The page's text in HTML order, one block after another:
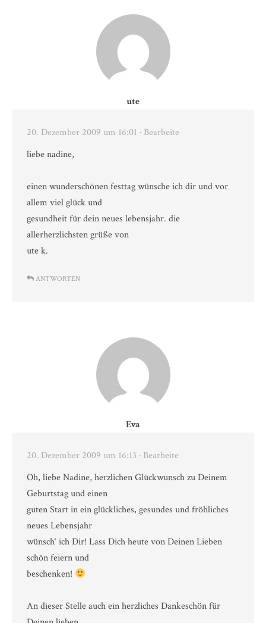
ute
20. Dezember 2009 um 16:01 · Bearbeite
liebe nadine,
einen wunderschönen festtag wünsche ich dir und vor
allem viel glück und
gesundheit für dein neues lebensjahr. die
allerherzlichsten grüße von
ute k.
ANTWORTEN
Eva
20. Dezember 2009 um 16:13 · Bearbeite
Oh, liebe Nadine, herzlichen Glückwunsch zu Deinem
Geburtstag und einen
guten Start in ein glückliches, gesundes und fröhliches
neues Lebensjahr
wünsch‘ ich Dir! Lass Dich heute von Deinen Lieben
schön feiern und
beschenken!
An dieser Stelle auch ein herzliches Dankeschön für